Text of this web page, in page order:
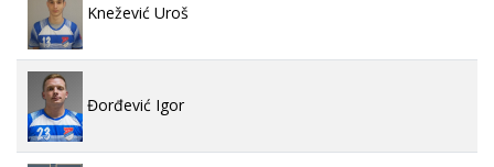
Knežević Uroš
Đorđević Igor